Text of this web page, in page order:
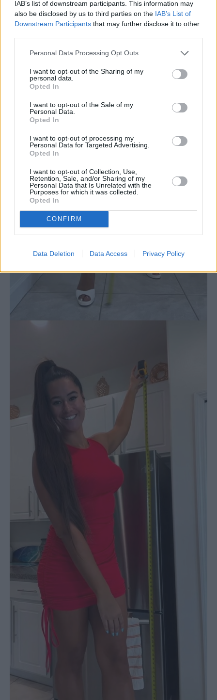
IAB’s list of downstream participants. This information may
also be disclosed by us to third parties on the IAB’s List of
Downstream Participants that may further disclose it to other
Personal Data Processing Opt Outs
I want to opt-out of the Sharing of my
personal data.
Opted In
I want to opt-out of the Sale of my
Personal Data.
Opted In
I want to opt-out of processing my
Personal Data for Targeted Advertising.
Opted In
I want to opt-out of Collection, Use,
Retention, Sale, and/or Sharing of my
Personal Data that Is Unrelated with the
Purposes for which it was collected.
Opted In
CONFIRM
Data Deletion Data Access Privacy Policy